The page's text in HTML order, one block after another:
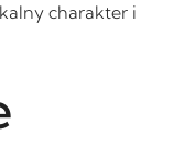
charakter i